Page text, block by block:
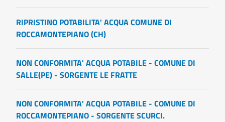
RIPRISTINO POTABILITA' ACQUA COMUNE DI
ROCCAMONTEPIANO (CH)
NON CONFORMITA' ACQUA POTABILE - COMUNE DI
SALLE(PE) - SORGENTE LE FRATTE
NON CONFORMITA' ACQUA POTABILE - COMUNE DI
ROCCAMONTEPIANO - SORGENTE SCURCI.